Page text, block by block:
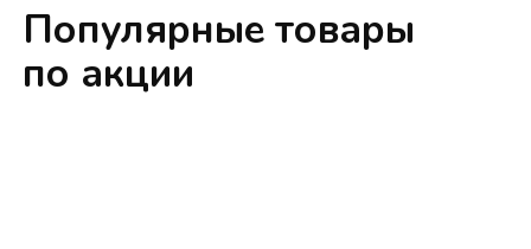
Популярные товары
по акции